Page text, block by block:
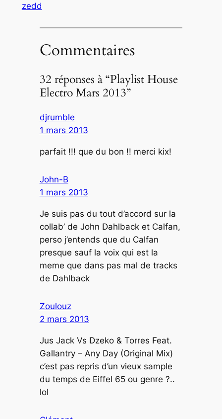
zedd
Commentaires
32 réponses à “Playlist House
Electro Mars 2013”
djrumble
1 mars 2013
parfait !!! que du bon !! merci kix!
John-B
1 mars 2013
Je suis pas du tout d’accord sur la
collab’ de John Dahlback et Calfan,
perso j’entends que du Calfan
presque sauf la voix qui est la
meme que dans pas mal de tracks
de Dahlback
Zoulouz
2 mars 2013
Jus Jack Vs Dzeko & Torres Feat.
Gallantry – Any Day (Original Mix)
c’est pas repris d’un vieux sample
du temps de Eiffel 65 ou genre ?..
lol